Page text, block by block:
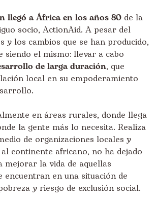
llegó a África en los años 80 de la
socio, ActionAid. A pesar del
y los cambios que se han producido,
siendo el mismo: llevar a cabo
de larga duración, que
local en su empoderamiento
en áreas rurales, donde llega
la gente más lo necesita. Realiza
de organizaciones locales y
continente africano, no ha dejado
mejorar la vida de aquellas
encuentran en una situación de
y riesgo de exclusión social.